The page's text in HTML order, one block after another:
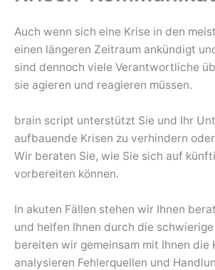
Auch wenn sich eine Krise in den
einen längeren Zeitraum ankündigt
sind dennoch viele Verantwortliche
sie agieren und reagieren müssen.
brain script unterstützt Sie und Ihr
aufbauende Krisen zu verhindern
Wir beraten Sie, wie Sie sich auf
vorbereiten können.
In akuten Fällen stehen wir Ihnen
und helfen Ihnen durch die
bereiten wir gemeinsam mit Ihnen die
analysieren Fehlerquellen und